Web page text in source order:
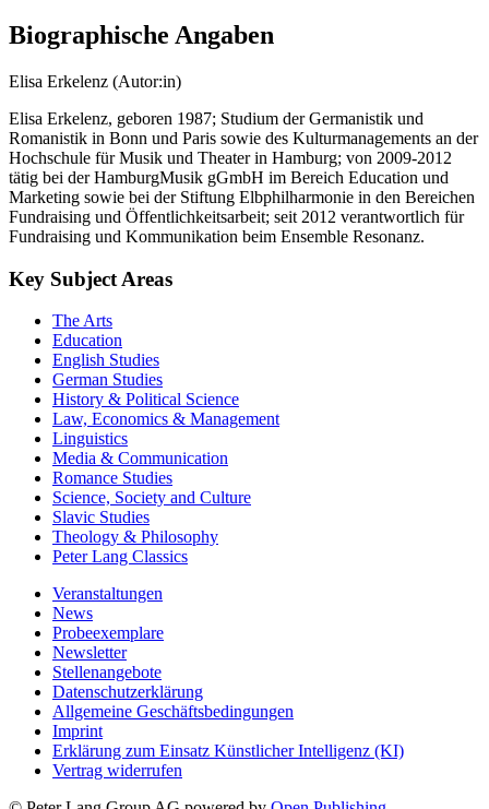
Biographische Angaben
Elisa Erkelenz (Autor:in)
Elisa Erkelenz, geboren 1987; Studium der Germanistik und
Romanistik in Bonn und Paris sowie des Kulturmanagements an der
Hochschule für Musik und Theater in Hamburg; von 2009-2012
tätig bei der HamburgMusik gGmbH im Bereich Education und
Marketing sowie bei der Stiftung Elbphilharmonie in den Bereichen
Fundraising und Öffentlichkeitsarbeit; seit 2012 verantwortlich für
Fundraising und Kommunikation beim Ensemble Resonanz.
Key Subject Areas
The Arts
Education
English Studies
German Studies
History & Political Science
Law, Economics & Management
Linguistics
Media & Communication
Romance Studies
Science, Society and Culture
Slavic Studies
Theology & Philosophy
Peter Lang Classics
Veranstaltungen
News
Probeexemplare
Newsletter
Stellenangebote
Datenschutzerklärung
Allgemeine Geschäftsbedingungen
Imprint
Erklärung zum Einsatz Künstlicher Intelligenz (KI)
Vertrag widerrufen